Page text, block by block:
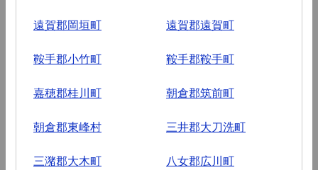
遠賀郡岡垣町 遠賀郡遠賀町
鞍手郡小竹町 鞍手郡鞍手町
嘉穂郡桂川町 朝倉郡筑前町
朝倉郡東峰村 三井郡大刀洗町
三潴郡大木町 八女郡広川町